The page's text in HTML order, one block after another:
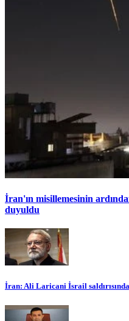
İran'ın misillemesinin
duyuldu
İran: Ali Laricani İsrail